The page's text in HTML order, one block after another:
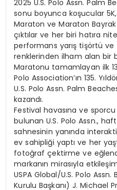
2025 U.S. Polo Assn. Palm
sonu boyunca koşucular 5K,
Maraton ve Maraton Bayrak
çıktılar ve her biri hatıra
performans yarış tişörtü ve
renklerinden ilham alan bir
Maratonu tamamlayan ilk
Polo Association’ın 135.
U.S. Polo Assn. Palm
kazandı.
Festival havasına ve
bulunan U.S. Polo Assn.,
sahnesinin yanında
ev sahipliği yaptı ve her
fotoğraf çektirme ve
markanın mirasıyla
USPA Global/U.S. Polo Assn.
Kurulu Başkanı) J. Michael